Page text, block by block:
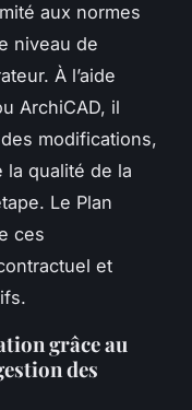
aux normes
niveau de
À l’aide
ArchiCAD, il
modifications,
qualité de la
Le Plan
ces
et
grâce au
des